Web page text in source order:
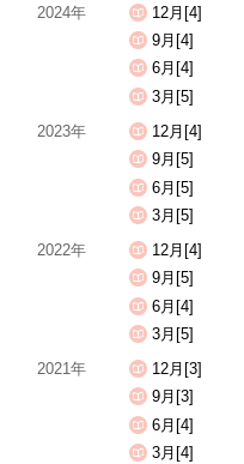
2024年
12月[4]
9月[4]
6月[4]
3月[5]
2023年
12月[4]
9月[5]
6月[5]
3月[5]
2022年
12月[4]
9月[5]
6月[4]
3月[5]
2021年
12月[3]
9月[3]
6月[4]
3月[4]